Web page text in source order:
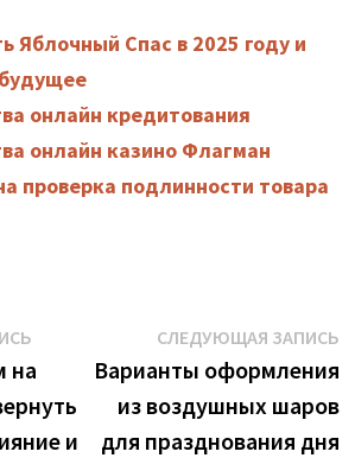
Яблочный Спас в 2025 году и
онлайн кредитования
онлайн казино Флагман
проверка подлинности товара
Предыдущая
запись:
на
и
СЛЕДУЮЩАЯ ЗАПИСЬ
Варианты оформления
из воздушных шаров
для празднования дня